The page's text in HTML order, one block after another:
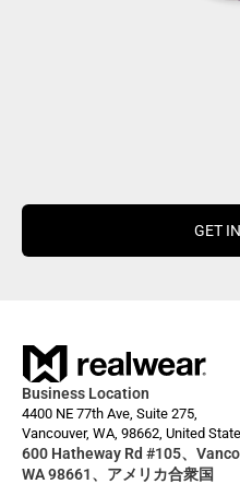
GET
Business Location
4400 NE 77th Ave, Suite 275,
Vancouver, WA, 98662, United
600 Hatheway Rd #105、
WA 98661、アメリカ合衆国